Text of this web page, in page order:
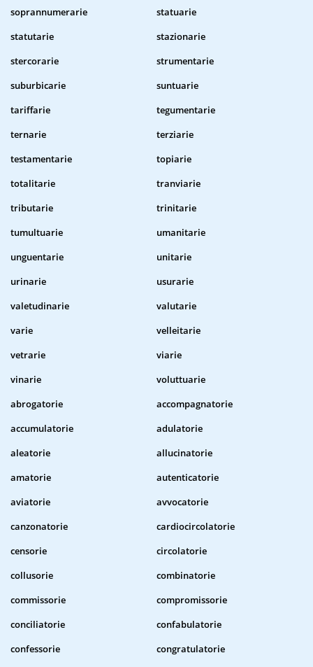
soprannumerarie
statuarie
statutarie
stazionarie
stercorarie
strumentarie
suburbicarie
suntuarie
tariffarie
tegumentarie
ternarie
terziarie
testamentarie
topiarie
totalitarie
tranviarie
tributarie
trinitarie
tumultuarie
umanitarie
unguentarie
unitarie
urinarie
usurarie
valetudinarie
valutarie
varie
velleitarie
vetrarie
viarie
vinarie
voluttuarie
abrogatorie
accompagnatorie
accumulatorie
adulatorie
aleatorie
allucinatorie
amatorie
autenticatorie
aviatorie
avvocatorie
canzonatorie
cardiocircolatorie
censorie
circolatorie
collusorie
combinatorie
commissorie
compromissorie
conciliatorie
confabulatorie
confessorie
congratulatorie